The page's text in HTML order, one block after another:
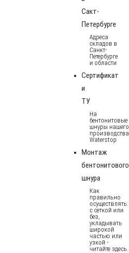
Сакт-
Петербурге
Адреса
складов в
Санкт-
Петербурге
и области
Сертификат
и
ТУ
На
бентонитовые
шнуры нашего
производства
Waterstop
Монтаж
бентонитового
шнура
Как
правильно
осуществлять:
с сеткой или
без,
укладывать
широкой
частью или
узкой -
читайте здесь.